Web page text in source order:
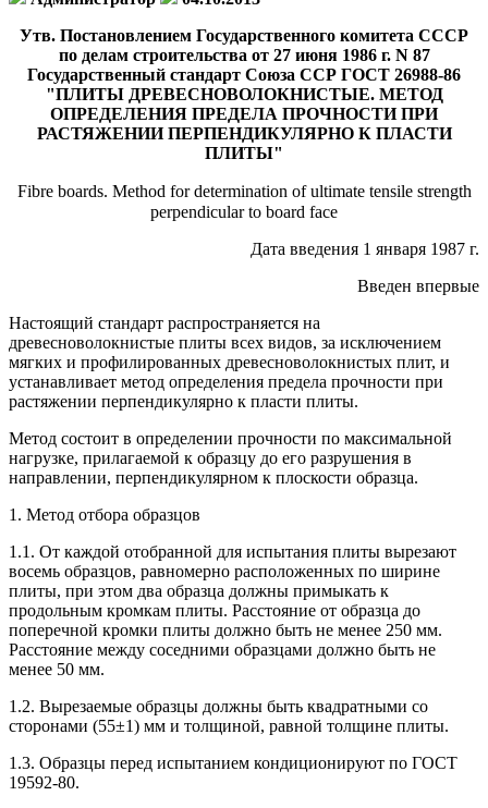
Утв. Постановлением Государственного комитета СССР
по делам строительства от 27 июня 1986 г. N 87
Государственный стандарт Союза ССР ГОСТ 26988-86
"ПЛИТЫ ДРЕВЕСНОВОЛОКНИСТЫЕ. МЕТОД
ОПРЕДЕЛЕНИЯ ПРЕДЕЛА ПРОЧНОСТИ ПРИ
РАСТЯЖЕНИИ ПЕРПЕНДИКУЛЯРНО К ПЛАСТИ
ПЛИТЫ"
Fibre boards. Method for determination of ultimate tensile strength
perpendicular to board face
Дата введения 1 января 1987 г.
Введен впервые
Настоящий стандарт распространяется на
древесноволокнистые плиты всех видов, за исключением
мягких и профилированных древесноволокнистых плит, и
устанавливает метод определения предела прочности при
растяжении перпендикулярно к пласти плиты.
Метод состоит в определении прочности по максимальной
нагрузке, прилагаемой к образцу до его разрушения в
направлении, перпендикулярном к плоскости образца.
1. Метод отбора образцов
1.1. От каждой отобранной для испытания плиты вырезают
восемь образцов, равномерно расположенных по ширине
плиты, при этом два образца должны примыкать к
продольным кромкам плиты. Расстояние от образца до
поперечной кромки плиты должно быть не менее 250 мм.
Расстояние между соседними образцами должно быть не
менее 50 мм.
1.2. Вырезаемые образцы должны быть квадратными со
сторонами (55±1) мм и толщиной, равной толщине плиты.
1.3. Образцы перед испытанием кондиционируют по ГОСТ
19592-80.